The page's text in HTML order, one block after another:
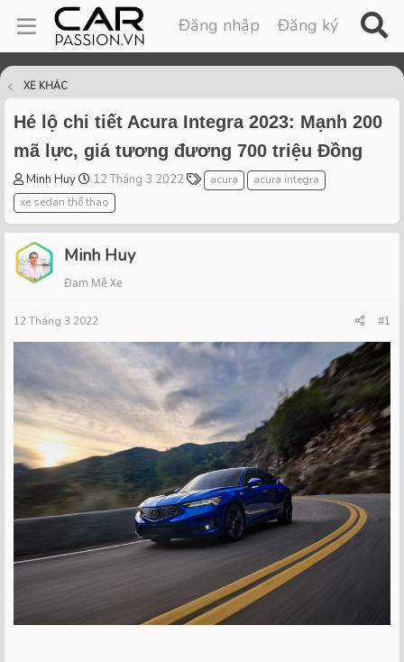
Đăng nhập Đăng ký
XE KHÁC
Hé lộ chi tiết Acura Integra 2023: Mạnh 200
mã lực, giá tương đương 700 triệu Đồng
T
h
r
e
a
d
s
a
r
r
Minh Huy
S
t
a
r
t
a
e
12 Tháng 3 2022
T
a
s
acura
acura integra
xe sedan thể thao
Minh Huy
Đam Mê Xe
12 Tháng 3 2022 #1